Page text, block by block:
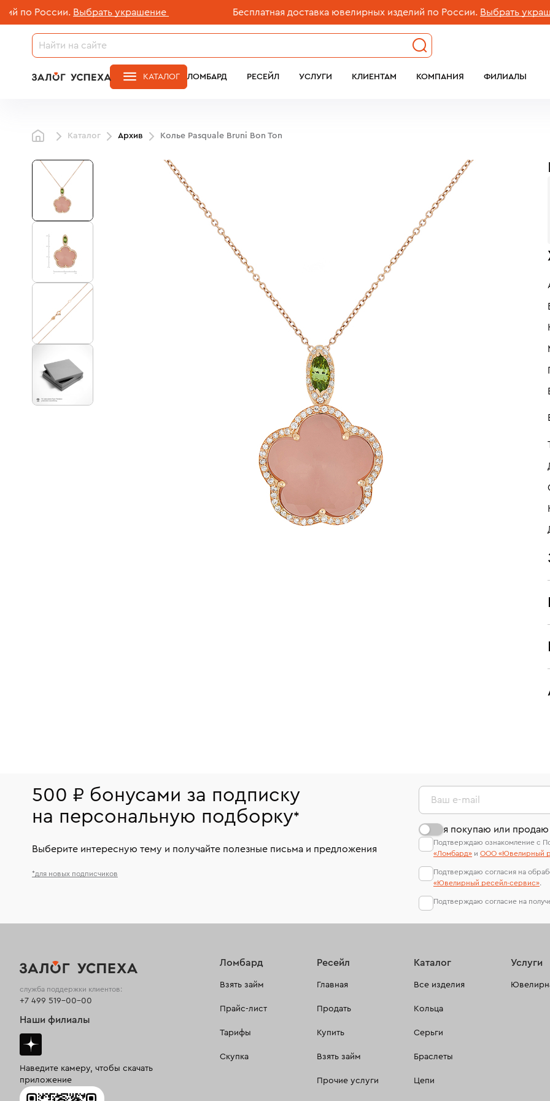
России. Выбрать украшение Бесплатная доставка ювелирных изделий по России. Выбрать украшение
ЛОМБАРД РЕСЕЙЛ УСЛУГИ КЛИЕНТАМ КОМПАНИЯ ФИЛИАЛЫ
КАТАЛОГ
Каталог Архив Колье Pasquale Bruni Bon Ton
500 ₽ бонусами за подписку
на персональную подборку*
Выберите интересную тему и получайте полезные письма и предложения
*для новых подписчиков
Ваш e-mail
я покупаю или
Подтверждаю ознакомление с
«Ломбард» и ООО «Ювелирный
Подтверждаю согласия на
«Ювелирный ресейл-сервиc».
Подтверждаю согласие на
Ломбард
Взять займ
Прайс-лист
Тарифы
Скупка
Ресейл
Главная
Продать
Купить
Взять займ
Прочие услуги
Каталог
Все изделия
Кольца
Серьги
Браслеты
Цепи
Услуги
служба поддержки клиентов:
+7 499 519-00-00
Наши филиалы
Наведите камеру, чтобы скачать
приложение